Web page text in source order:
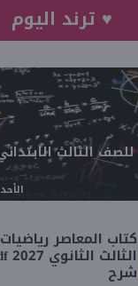
♥ ترند اليوم
الثالث
الأحد 02-08-2026 02:54 مـ
كتاب المعاصر
شرح